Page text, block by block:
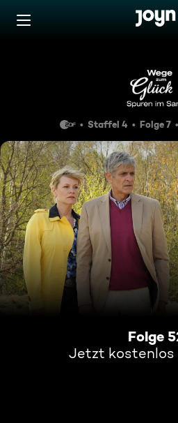
Zum Inhalt springen
Staffel 4 Folge 7
Folge
Jetzt kostenlos